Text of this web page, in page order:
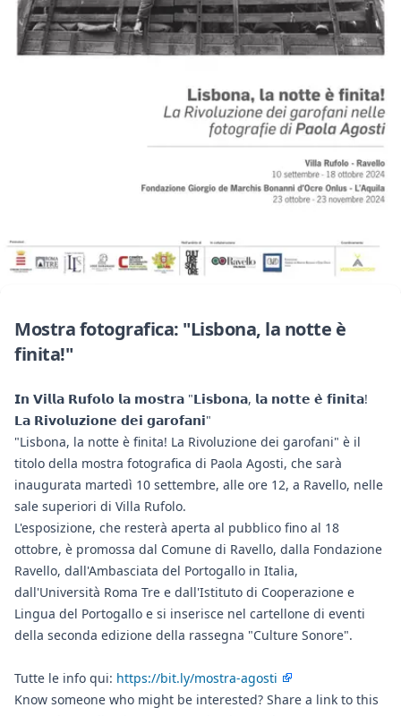
Mostra fotografica: "Lisbona, la notte è
finita!"
𝗜𝗻 𝗩𝗶𝗹𝗹𝗮 𝗥𝘂𝗳𝗼𝗹𝗼 𝗹𝗮 𝗺𝗼𝘀𝘁𝗿𝗮 "𝗟𝗶𝘀𝗯𝗼𝗻𝗮, 𝗹𝗮 𝗻𝗼𝘁𝘁𝗲 𝗲̀ 𝗳𝗶𝗻𝗶𝘁𝗮!
𝗟𝗮 𝗥𝗶𝘃𝗼𝗹𝘂𝘇𝗶𝗼𝗻𝗲 𝗱𝗲𝗶 𝗴𝗮𝗿𝗼𝗳𝗮𝗻𝗶"
"Lisbona, la notte è finita! La Rivoluzione dei garofani" è il
titolo della mostra fotografica di Paola Agosti, che sarà
inaugurata martedì 10 settembre, alle ore 12, a Ravello, nelle
sale superiori di Villa Rufolo.
L'esposizione, che resterà aperta al pubblico fino al 18
ottobre, è promossa dal Comune di Ravello, dalla Fondazione
Ravello, dall'Ambasciata del Portogallo in Italia,
dall'Università Roma Tre e dall'Istituto di Cooperazione e
Lingua del Portogallo e si inserisce nel cartellone di eventi
della seconda edizione della rassegna "Culture Sonore".
Tutte le info qui: https://bit.ly/mostra-agosti
Know someone who might be interested? Share a link to this